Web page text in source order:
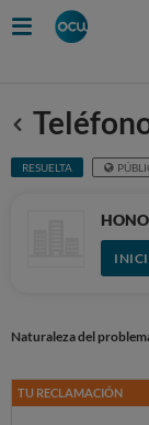
Anterior
RESUELTA
Naturaleza del
TU RECLAMACIÓN